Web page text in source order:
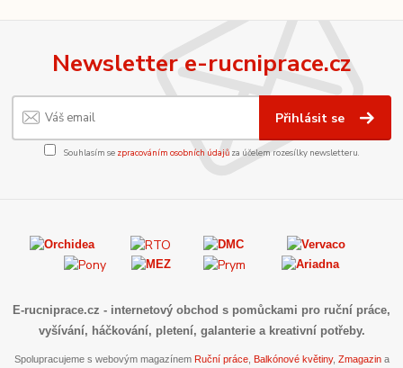
Newsletter e-rucniprace.cz
Přihlásit se
Souhlasím se zpracováním osobních údajůza účelem rozesílky newsletteru.
E-rucniprace.cz - internetový obchod s pomůckami pro ruční práce,
vyšívání, háčkování, pletení, galanterie a kreativní potřeby.
Spolupracujeme s webovým magazínem Ruční práce, Balkónové květiny, Zmagazina